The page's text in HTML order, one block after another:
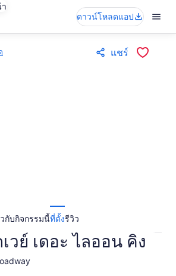
ดาวน์โหลดแอป
แชร์
วกับกิจกรรมนี้ที่ตั้งรีวิว
วย์ เดอะ ไลออน คิง